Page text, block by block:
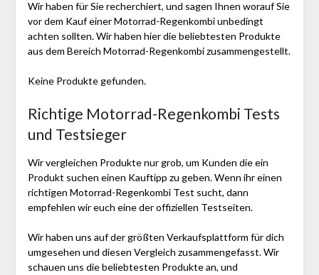
Wir haben für Sie recherchiert, und sagen Ihnen worauf Sie
vor dem Kauf einer Motorrad-Regen­kombi unbedingt
achten sollten. Wir haben hier die beliebtesten Produkte
aus dem Bereich Motorrad-Regen­kombi zusammengestellt.
Keine Produkte gefunden.
Richtige Motorrad-Regen­kombi Tests
und Testsieger
Wir vergleichen Produkte nur grob, um Kunden die ein
Produkt suchen einen Kauftipp zu geben. Wenn ihr einen
richtigen Motorrad-Regen­kombi Test sucht, dann
empfehlen wir euch eine der offiziellen Testseiten.
Wir haben uns auf der größten Verkaufsplattform für dich
umgesehen und diesen Vergleich zusammengefasst. Wir
schauen uns die beliebtesten Produkte an, und